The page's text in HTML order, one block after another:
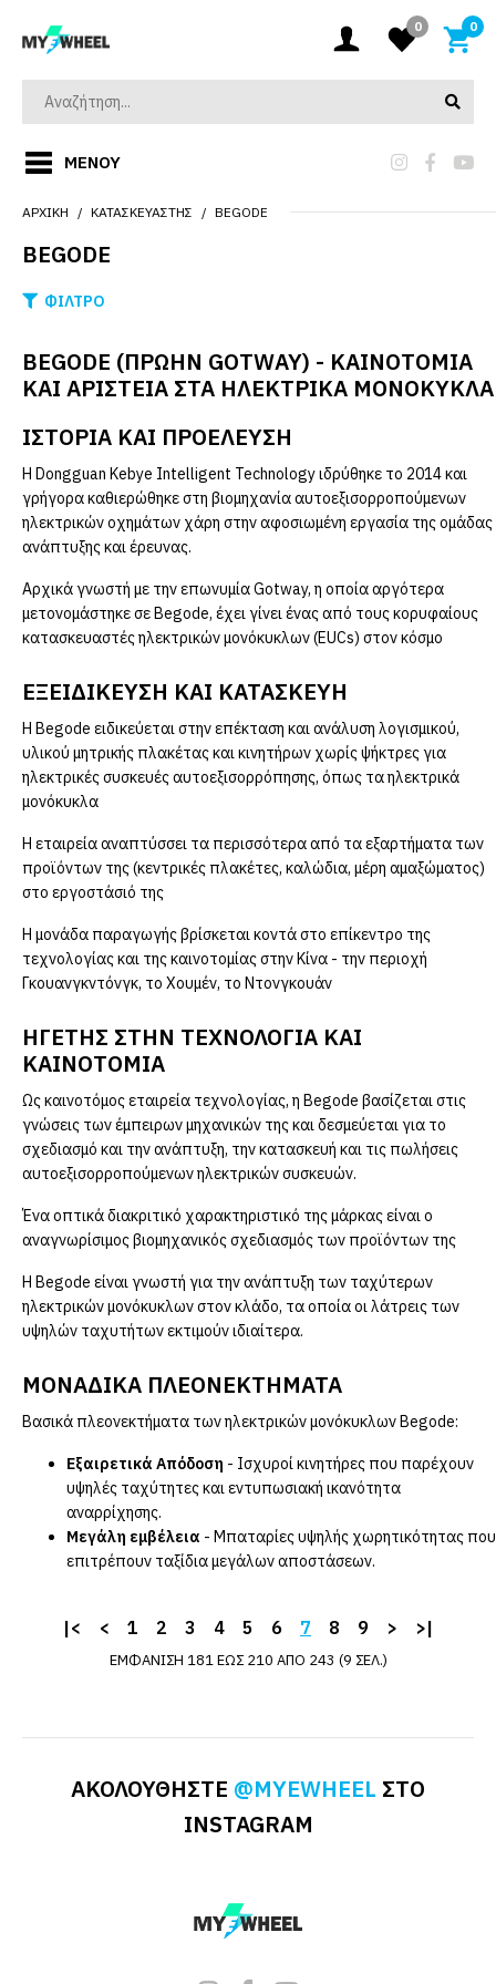
0 0
ΜΕΝΟΎ
ΑΡΧΙΚΉ ΚΑΤΑΣΚΕΥΑΣΤΉΣ BEGODE
BEGODE
ΦΊΛΤΡΟ
BEGODE (ΠΡΏΗΝ GOTWAY) - ΚΑΙΝΟΤΟΜΊΑ
ΚΑΙ ΑΡΙΣΤΕΊΑ ΣΤΑ ΗΛΕΚΤΡΙΚΆ ΜΟΝΌΚΥΚΛΑ
ΙΣΤΟΡΊΑ ΚΑΙ ΠΡΟΈΛΕΥΣΗ
Η Dongguan Kebye Intelligent Technology ιδρύθηκε το 2014 και
γρήγορα καθιερώθηκε στη βιομηχανία αυτοεξισορροπούμενων
ηλεκτρικών οχημάτων χάρη στην αφοσιωμένη εργασία της ομάδας
ανάπτυξης και έρευνας.
Αρχικά γνωστή με την επωνυμία Gotway, η οποία αργότερα
μετονομάστηκε σε Begode, έχει γίνει ένας από τους κορυφαίους
κατασκευαστές ηλεκτρικών μονόκυκλων (EUCs) στον κόσμο
ΕΞΕΙΔΊΚΕΥΣΗ ΚΑΙ ΚΑΤΑΣΚΕΥΉ
Η Begode ειδικεύεται στην επέκταση και ανάλυση λογισμικού,
υλικού μητρικής πλακέτας και κινητήρων χωρίς ψήκτρες για
ηλεκτρικές συσκευές αυτοεξισορρόπησης, όπως τα ηλεκτρικά
μονόκυκλα
Η εταιρεία αναπτύσσει τα περισσότερα από τα εξαρτήματα των
προϊόντων της (κεντρικές πλακέτες, καλώδια, μέρη αμαξώματος)
στο εργοστάσιό της
Η μονάδα παραγωγής βρίσκεται κοντά στο επίκεντρο της
τεχνολογίας και της καινοτομίας στην Κίνα - την περιοχή
Γκουανγκντόνγκ, το Χουμέν, το Ντονγκουάν
ΗΓΈΤΗΣ ΣΤΗΝ ΤΕΧΝΟΛΟΓΊΑ ΚΑΙ
ΚΑΙΝΟΤΟΜΊΑ
Ως καινοτόμος εταιρεία τεχνολογίας, η Begode βασίζεται στις
γνώσεις των έμπειρων μηχανικών της και δεσμεύεται για το
σχεδιασμό και την ανάπτυξη, την κατασκευή και τις πωλήσεις
αυτοεξισορροπούμενων ηλεκτρικών συσκευών.
Ένα οπτικά διακριτικό χαρακτηριστικό της μάρκας είναι ο
αναγνωρίσιμος βιομηχανικός σχεδιασμός των προϊόντων της
Η Begode είναι γνωστή για την ανάπτυξη των ταχύτερων
ηλεκτρικών μονόκυκλων στον κλάδο, τα οποία οι λάτρεις των
υψηλών ταχυτήτων εκτιμούν ιδιαίτερα.
ΜΟΝΑΔΙΚΆ ΠΛΕΟΝΕΚΤΉΜΑΤΑ
Βασικά πλεονεκτήματα των ηλεκτρικών μονόκυκλων Begode:
Εξαιρετικά Απόδοση - Ισχυροί κινητήρες που παρέχουν
υψηλές ταχύτητες και εντυπωσιακή ικανότητα
αναρρίχησης.
Μεγάλη εμβέλεια - Μπαταρίες υψηλής χωρητικότητας που
επιτρέπουν ταξίδια μεγάλων αποστάσεων.
BEGODE
Σετ Begode
Αυτό το προϊόν είναι
συμβατό με:
|< < 1 2 3 4 5 6 7 8 9 > >|
ΕΜΦΆΝΙΣΗ 181 ΈΩΣ 210 ΑΠΌ 243 (9 ΣΕΛ.)
ΑΚΟΛΟΥΘΗΣΤΕ @MYEWHEEL ΣΤΟ
INSTAGRAM